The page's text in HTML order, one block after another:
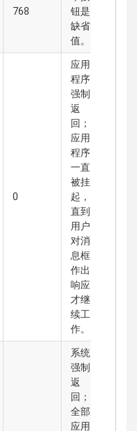
768
钮是
缺省
值。
0
应用
程序
强制
返
回；
应用
程序
一直
被挂
起，
直到
用户
对消
息框
作出
响应
才继
续工
作。
系统
强制
返
回；
全部
应用